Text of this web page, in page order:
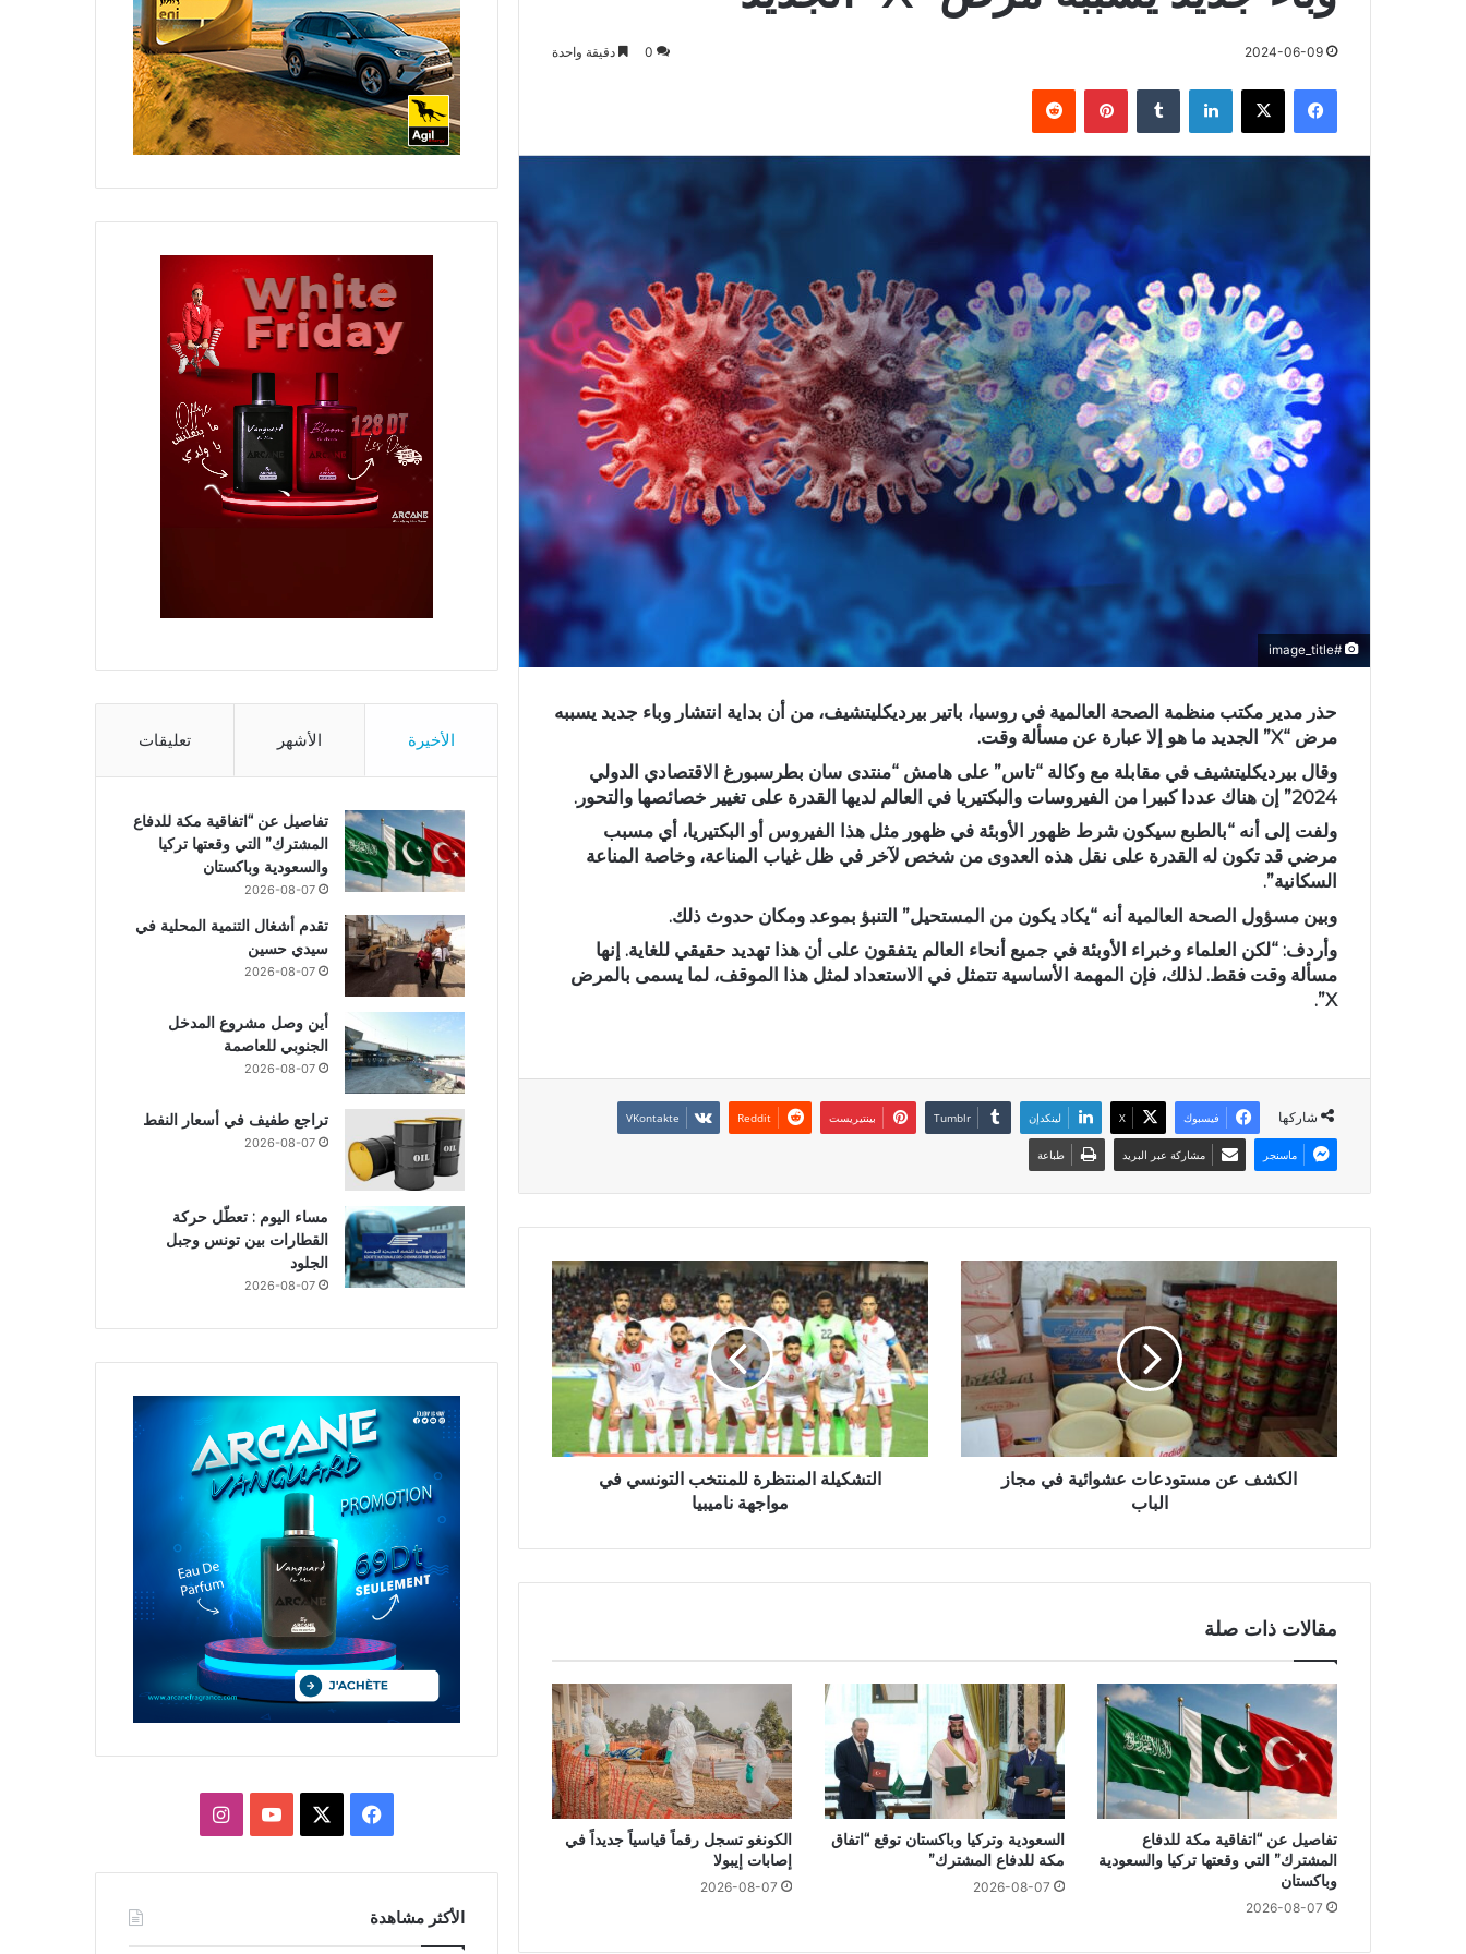
2024-06-09
0 دقيقة واحدة
فيسبوك X لينكدإن بينتيريست
#image_title
حذر مدير مكتب منظمة الصحة العالمية في روسيا، باتير بيرديكليتشيف، من أن بداية انتشار وباء جديد يسببه
مرض “X” الجديد ما هو إلا عبارة عن مسألة وقت.
وقال بيرديكليتشيف في مقابلة مع وكالة “تاس” على هامش “منتدى سان بطرسبورغ الاقتصادي الدولي
2024” إن هناك عددا كبيرا من الفيروسات والبكتيريا في العالم لديها القدرة على تغيير خصائصها والتحور.
ولفت إلى أنه “بالطبع سيكون شرط ظهور الأوبئة في ظهور مثل هذا الفيروس أو البكتيريا، أي مسبب
مرضي قد تكون له القدرة على نقل هذه العدوى من شخص لآخر في ظل غياب المناعة، وخاصة المناعة
السكانية”.
وبين مسؤول الصحة العالمية أنه “يكاد يكون من المستحيل” التنبؤ بموعد ومكان حدوث ذلك.
وأردف: “لكن العلماء وخبراء الأوبئة في جميع أنحاء العالم يتفقون على أن هذا تهديد حقيقي للغاية. إنها
مسألة وقت فقط. لذلك، فإن المهمة الأساسية تتمثل في الاستعداد لمثل هذا الموقف، لما يسمى بالمرض
X”.
شاركها فيسبوك X لينكدإن بينتيريست
ماسنجر مشاركة عبر البريد طباعة
الكشف عن مستودعات عشوائية في مجاز
الباب
التشكيلة المنتظرة للمنتخب التونسي في
مواجهة ناميبيا
مقالات ذات صلة
تفاصيل عن “اتفاقية مكة للدفاع
المشترك” التي وقعتها تركيا والسعودية
وباكستان
2026-08-07
السعودية وتركيا وباكستان توقع “اتفاق
مكة للدفاع المشترك”
2026-08-07
الكونغو تسجل رقماً قياسياً جديداً في
إصابات إيبولا
2026-08-07
الأخيرة الأشهر تعليقات
تفاصيل عن “اتفاقية مكة للدفاع
المشترك” التي وقعتها تركيا
والسعودية وباكستان
2026-08-07
تقدم أشغال التنمية المحلية في
سيدي حسين
2026-08-07
أين وصل مشروع المدخل
الجنوبي للعاصمة
2026-08-07
تراجع طفيف في أسعار النفط
2026-08-07
مساء اليوم : تعطّل حركة
القطارات بين تونس وجبل
الجلود
2026-08-07
فيسبوك يوتيوبانستقرام
الأكثر مشاهدة